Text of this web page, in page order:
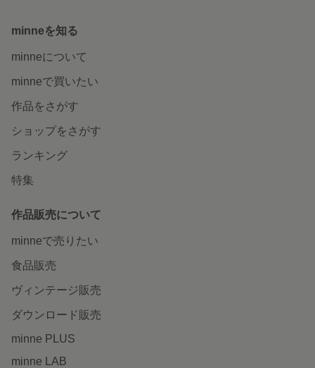
minneを知る
minneについて
minneで買いたい
作品をさがす
ショップをさがす
ランキング
特集
作品販売について
minneで売りたい
食品販売
ヴィンテージ販売
ダウンロード販売
minne PLUS
minne LAB